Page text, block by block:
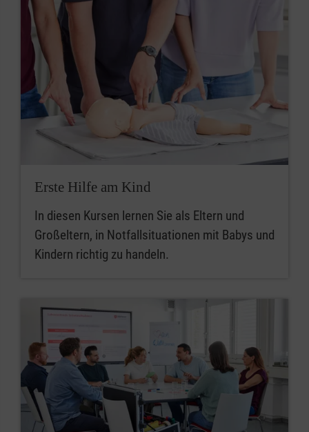
Erste Hilfe am Kind
In diesen Kursen lernen Sie als Eltern und
Großeltern, in Notfallsituationen mit Babys und
Kindern richtig zu handeln.